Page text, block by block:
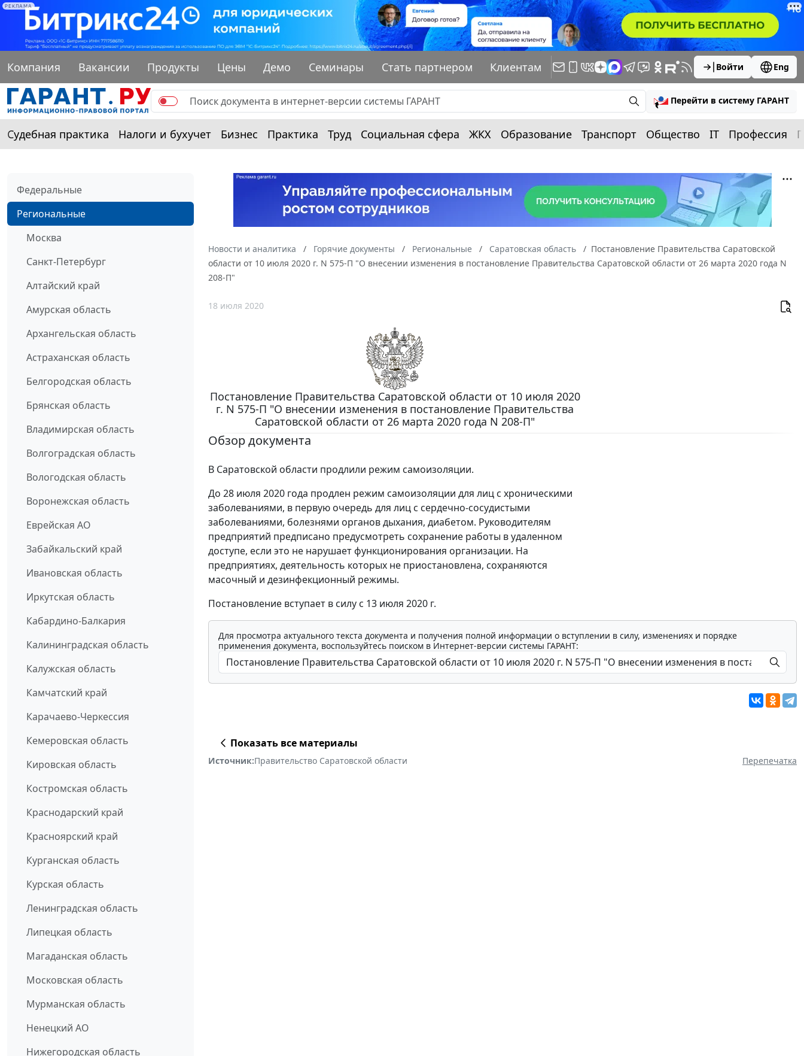
РЕКЛАМА
Компания Вакансии Продукты Цены Демо Семинары Стать партнером Клиентам Войти Eng
Перейти в систему ГАРАНТ
Судебная практика Налоги и бухучет Бизнес Практика Труд Социальная сфера ЖКХ Образование Транспорт Общество IT Профессия
Федеральные
Региональные
Москва
Санкт-Петербург
Алтайский край
Амурская область
Архангельская область
Астраханская область
Белгородская область
Брянская область
Владимирская область
Волгоградская область
Вологодская область
Воронежская область
Еврейская АО
Забайкальский край
Ивановская область
Иркутская область
Кабардино-Балкария
Калининградская область
Калужская область
Камчатский край
Карачаево-Черкессия
Кемеровская область
Кировская область
Костромская область
Краснодарский край
Красноярский край
Курганская область
Курская область
Ленинградская область
Липецкая область
Магаданская область
Московская область
Мурманская область
Ненецкий АО
Нижегородская область
Новости и аналитика Горячие документы Региональные Саратовская область
Постановление Правительства Саратовской
области от 10 июля 2020 г. N 575-П "О внесении изменения в постановление Правительства Саратовской области от 26 марта 2020 года N
208-П"
18 июля 2020
Постановление Правительства Саратовской области от 10 июля 2020
г. N 575-П "О внесении изменения в постановление Правительства
Саратовской области от 26 марта 2020 года N 208-П"
Обзор документа
В Саратовской области продлили режим самоизоляции.
До 28 июля 2020 года продлен режим самоизоляции для лиц с хроническими
заболеваниями, в первую очередь для лиц с сердечно-сосудистыми
заболеваниями, болезнями органов дыхания, диабетом. Руководителям
предприятий предписано предусмотреть сохранение работы в удаленном
доступе, если это не нарушает функционирования организации. На
предприятиях, деятельность которых не приостановлена, сохраняются
масочный и дезинфекционный режимы.
Постановление вступает в силу с 13 июля 2020 г.
Для просмотра актуального текста документа и получения полной информации о вступлении в силу, изменениях и порядке
применения документа, воспользуйтесь поиском в Интернет-версии системы ГАРАНТ:
Показать все материалы
Источник:Правительство Саратовской области Перепечатка